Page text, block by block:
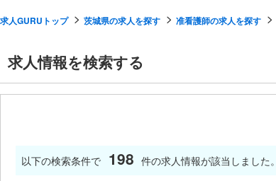
求人GURUトップ 茨城県の求人を探す 准看護師の求人を探す
求人情報を検索する
以下の検索条件で 198 件の求人情報が該当しました。